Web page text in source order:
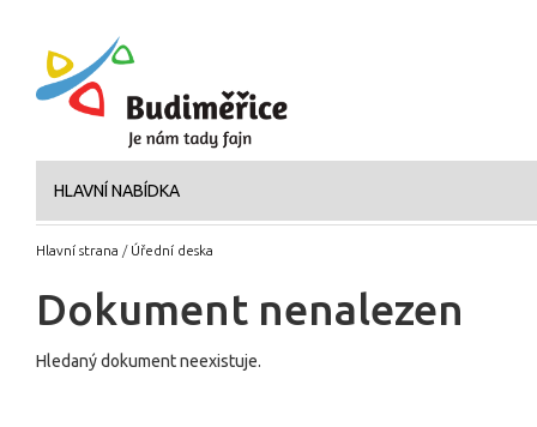
HLAVNÍ NABÍDKA
Hlavní strana / Úřední deska
Dokument nenalezen
Hledaný dokument neexistuje.